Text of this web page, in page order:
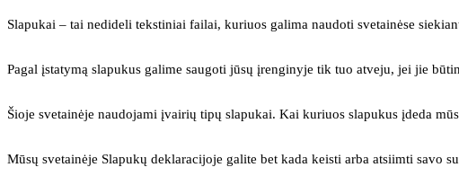
Slapukai – tai nedideli tekstiniai failai, kuriuos galima naudoti svetainėse
Pagal įstatymą slapukus galime saugoti jūsų įrenginyje tik tuo atveju, jei jie
Šioje svetainėje naudojami įvairių tipų slapukai. Kai kuriuos slapukus įdeda
Mūsų svetainėje Slapukų deklaracijoje galite bet kada keisti arba atsiimti savo